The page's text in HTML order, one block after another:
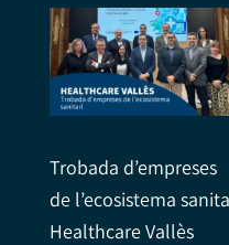
Trobada d’empreses
de l’ecosistema
Healthcare Vallès